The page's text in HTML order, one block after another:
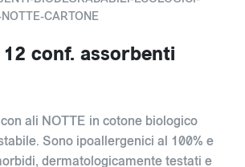
CARTONE
conf. assorbenti
ali NOTTE in cotone biologico
Sono ipoallergenici al 100% e
dermatologicamente testati e